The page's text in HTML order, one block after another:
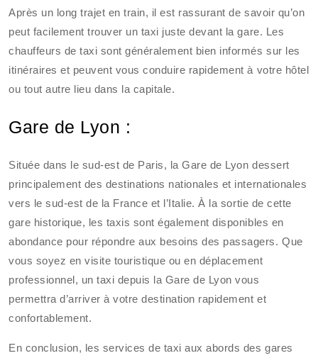
Après un long trajet en train, il est rassurant de savoir qu’on
peut facilement trouver un taxi juste devant la gare. Les
chauffeurs de taxi sont généralement bien informés sur les
itinéraires et peuvent vous conduire rapidement à votre hôtel
ou tout autre lieu dans la capitale.
Gare de Lyon :
Située dans le sud-est de Paris, la Gare de Lyon dessert
principalement des destinations nationales et internationales
vers le sud-est de la France et l’Italie. À la sortie de cette
gare historique, les taxis sont également disponibles en
abondance pour répondre aux besoins des passagers. Que
vous soyez en visite touristique ou en déplacement
professionnel, un taxi depuis la Gare de Lyon vous
permettra d’arriver à votre destination rapidement et
confortablement.
En conclusion, les services de taxi aux abords des gares